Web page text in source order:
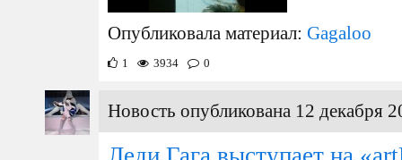
Опубликовала материал: Gagaloo
1 3934 0
Новость опубликована 12 декабря